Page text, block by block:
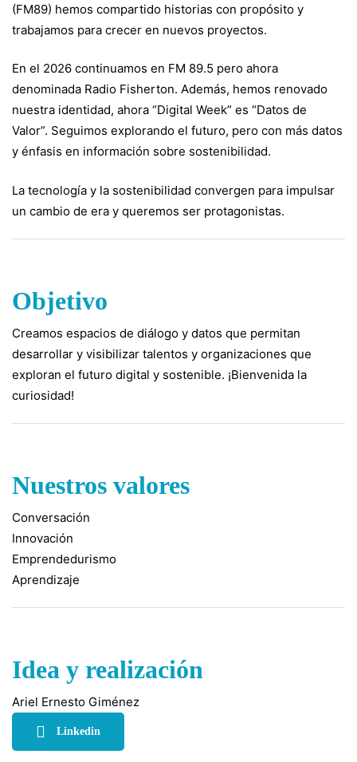
(FM89) hemos compartido historias con propósito y
trabajamos para crecer en nuevos proyectos.
En el 2026 continuamos en FM 89.5 pero ahora
denominada Radio Fisherton. Además, hemos renovado
nuestra identidad, ahora “Digital Week” es “Datos de
Valor”. Seguimos explorando el futuro, pero con más datos
y énfasis en información sobre sostenibilidad.
La tecnología y la sostenibilidad convergen para impulsar
un cambio de era y queremos ser protagonistas.
Objetivo
Creamos espacios de diálogo y datos que permitan
desarrollar y visibilizar talentos y organizaciones que
exploran el futuro digital y sostenible. ¡Bienvenida la
curiosidad!
Nuestros valores
Conversación
Innovación
Emprendedurismo
Aprendizaje
Idea y realización
Ariel Ernesto Giménez
Linkedin